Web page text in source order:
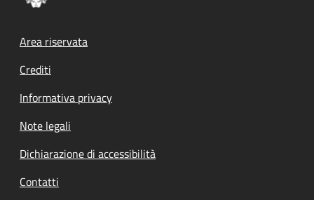
Footer menu
Area riservata
Crediti
Informativa privacy
Note legali
Dichiarazione di accessibilità
Contatti